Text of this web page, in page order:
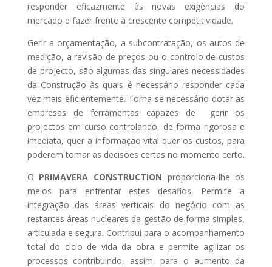
responder eficazmente às novas exigências do
mercado e fazer frente à crescente competitividade.
Gerir a orçamentação, a subcontratação, os autos de
medição, a revisão de preços ou o controlo de custos
de projecto, são algumas das singulares necessidades
da Construção às quais é necessário responder cada
vez mais eficientemente. Torna-se necessário dotar as
empresas de ferramentas capazes de gerir os
projectos em curso controlando, de forma rigorosa e
imediata, quer a informação vital quer os custos, para
poderem tomar as decisões certas no momento certo.
O PRIMAVERA CONSTRUCTION proporciona-lhe os
meios para enfrentar estes desafios. Permite a
integração das áreas verticais do negócio com as
restantes áreas nucleares da gestão de forma simples,
articulada e segura. Contribui para o acompanhamento
total do ciclo de vida da obra e permite agilizar os
processos contribuindo, assim, para o aumento da